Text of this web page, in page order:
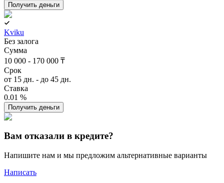
Получить деньги
Kviku
Без залога
Сумма
10 000 - 170 000 ₸
Срок
от 15 дн. - до 45 дн.
Ставка
0.01 %
Получить деньги
Вам отказали в кредите?
Напишите нам и мы предложим альтернативные варианты
Написать